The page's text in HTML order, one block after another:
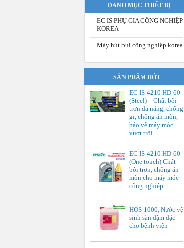
DANH MỤC THIẾT BỊ
EC IS PHỤ GIA CÔNG NGHIỆP
KOREA
Máy hút bụi công nghiệp korea
SẢN PHẨM HÓT
EC IS-4210 HD-60
(Steel) – Chất bôi
trơn đa năng, chống
gỉ, chống ăn mòn,
bảo vệ máy móc
vượt trội
EC IS-4210 HD-60
(One touch) Chất
bôi trơn, chống ăn
mòn cho máy móc
công nghiệp
HOS-1000, Nước vệ
sinh sàn đậm đặc
cho bệnh viện